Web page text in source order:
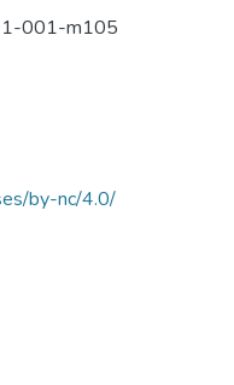
001-m105
by-nc/4.0/